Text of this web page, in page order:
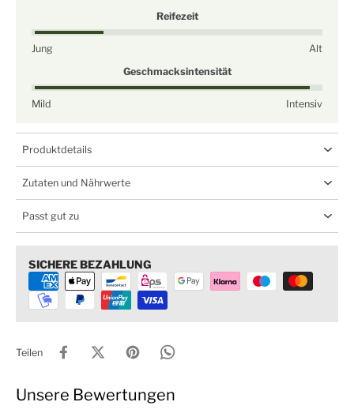
Reifezeit
Jung
Alt
Geschmacksintensität
Mild Intensiv
Produktdetails
Zutaten und Nährwerte
Passt gut zu
SICHERE BEZAHLUNG
Teilen
Unsere Bewertungen